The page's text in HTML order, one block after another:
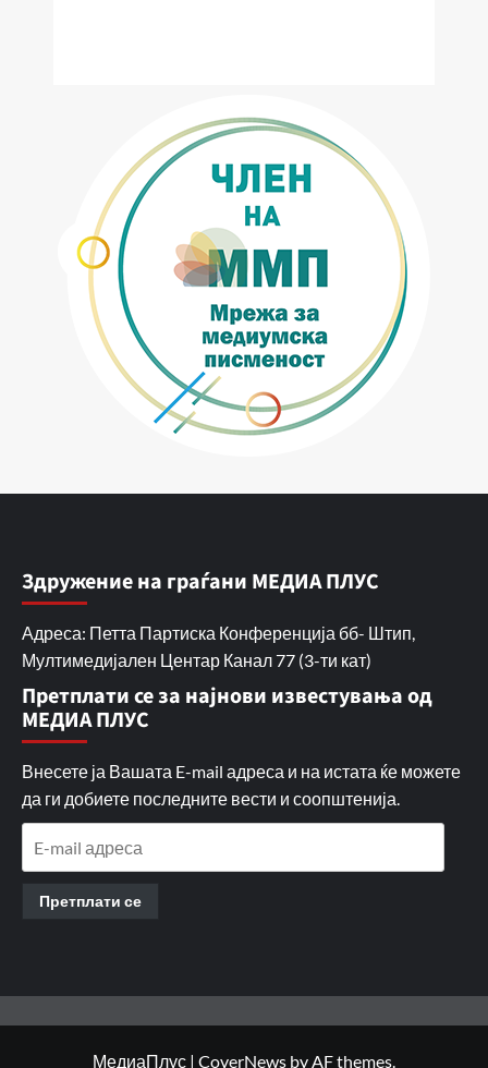
Здружение на граѓани МЕДИА ПЛУС
Адреса: Петта Партиска Конференција бб- Штип,
Мултимедијален Центар Канал 77 (3-ти кат)
Претплати се за најнови известувања од
МЕДИА ПЛУС
Внесете ја Вашата E-mail адреса и на истата ќе можете
да ги добиете последните вести и соопштенија.
Претплати се
МедиаПлус | CoverNews by AF themes.